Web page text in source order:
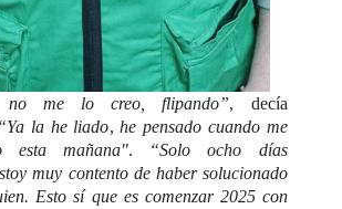
no me lo creo, flipando”, decía
“Ya la he liado,he pensado cuando me
esta mañana".
“Solo ocho días
muy contento de haber solucionado
Esto sí que es comenzar 2025 con